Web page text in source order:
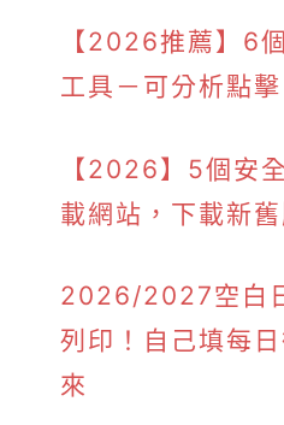
【2026推薦】6
工具－可分析點
【2026】5個安
載網站，下載新
2026/2027空白
列印！自己填每
來